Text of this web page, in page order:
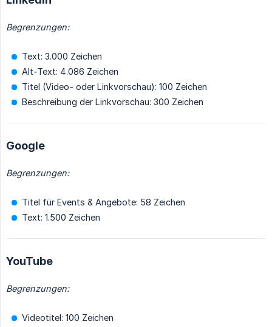
Begrenzungen:
Text: 3.000 Zeichen
Alt-Text: 4.086 Zeichen
Titel (Video- oder Linkvorschau): 100 Zeichen
Beschreibung der Linkvorschau: 300 Zeichen
Google
Begrenzungen:
Titel für Events & Angebote: 58 Zeichen
Text: 1.500 Zeichen
YouTube
Begrenzungen:
Videotitel: 100 Zeichen